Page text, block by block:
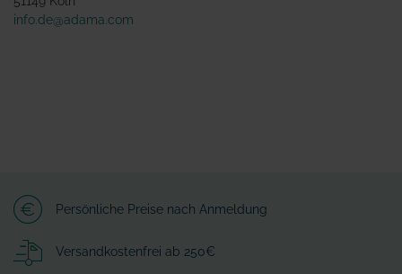
info.de@adama.com
Persönliche Preise nach Anmeldung
Versandkostenfrei ab 250€